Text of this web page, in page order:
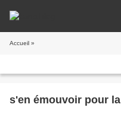
Accueil »
s'en émouvoir pour